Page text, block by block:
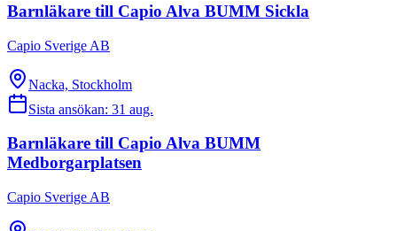
Barnläkare till Capio Alva BUMM Sickla
Capio Sverige AB
Nacka, Stockholm
Sista ansökan: 31 aug.
Barnläkare till Capio Alva BUMM
Medborgarplatsen
Capio Sverige AB